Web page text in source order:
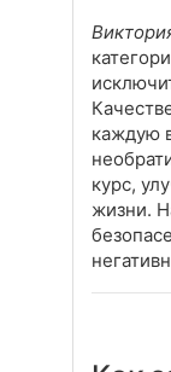
каждую
курс,
жизни.